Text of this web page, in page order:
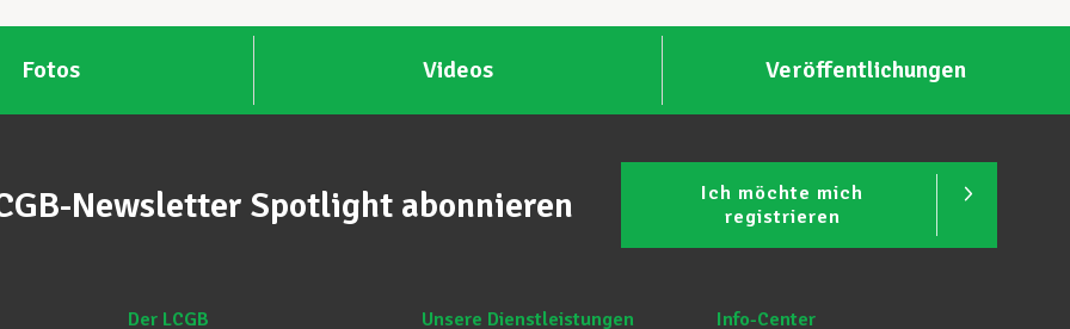
Fotos Videos Veröffentlichungen
Newsletter Spotlight abonnieren
Ich möchte mich
registrieren
Der LCGB Unsere Dienstleistungen Info-Center